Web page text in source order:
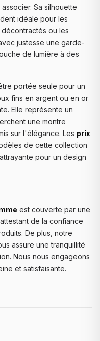
Sa silhouette
idéale pour les
ou les
justesse une garde-
de lumière à des
portée seule pour un
fins en argent ou en or
Elle représente un
une montre
sur l'élégance. Les prix
de cette collection
pour un design
est couverte par une
de la confiance
De plus, notre
assure une tranquillité
Nous nous engageons
et satisfaisante.